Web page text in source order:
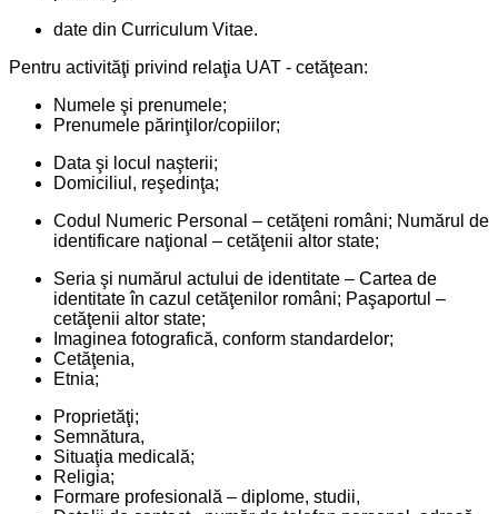
date din Curriculum Vitae.
Pentru activităţi privind relaţia UAT - cetăţean:
Numele şi prenumele;
Prenumele părinţilor/copiilor;
Data şi locul naşterii;
Domiciliul, reşedinţa;
Codul Numeric Personal – cetăţeni români; Numărul de
identificare naţional – cetăţenii altor state;
Seria şi numărul actului de identitate – Cartea de
identitate în cazul cetăţenilor români; Paşaportul –
cetăţenii altor state;
Imaginea fotografică, conform standardelor;
Cetăţenia,
Etnia;
Proprietăţi;
Semnătura,
Situaţia medicală;
Religia;
Formare profesională – diplome, studii,